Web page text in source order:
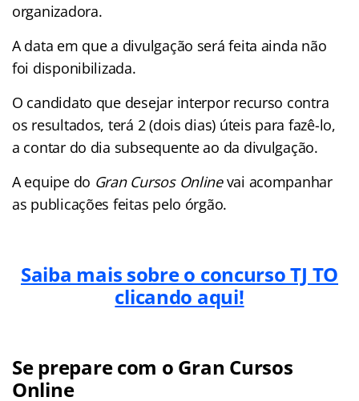
organizadora.
A data em que a divulgação será feita ainda não
foi disponibilizada.
O candidato que desejar interpor recurso contra
os resultados, terá 2 (dois dias) úteis para fazê-lo,
a contar do dia subsequente ao da divulgação.
A equipe do Gran Cursos Onlinevai acompanhar
as publicações feitas pelo órgão.
Saiba mais sobre o concurso TJ TO
clicando aqui!
Se prepare com o Gran Cursos
Online